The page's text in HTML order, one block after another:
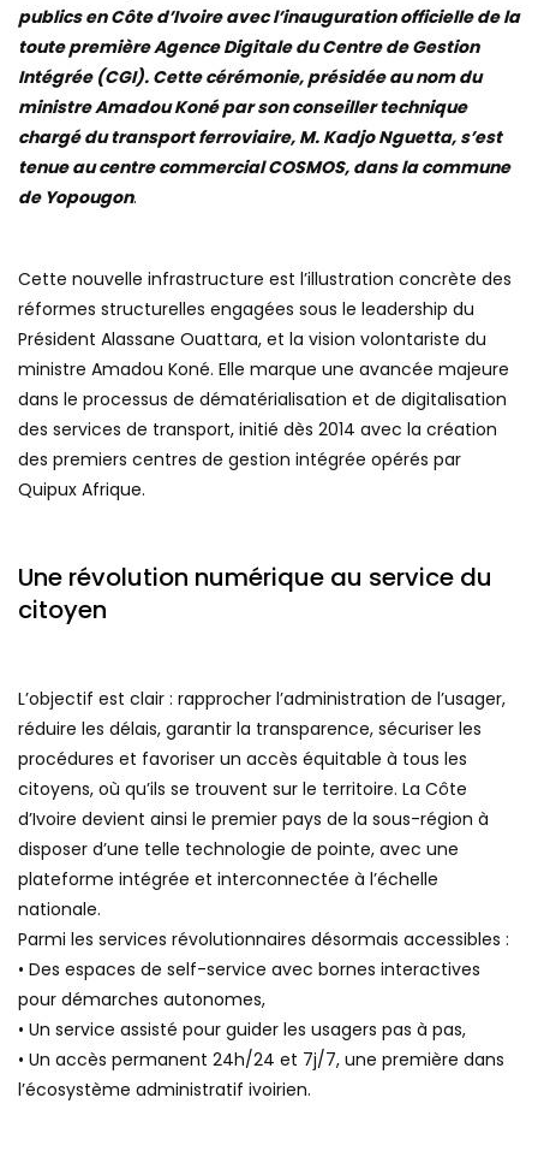
publics en Côte d’Ivoire avec l’inauguration officielle de la
toute première Agence Digitale du Centre de Gestion
Intégrée (CGI). Cette cérémonie, présidée au nom du
ministre Amadou Koné par son conseiller technique
chargé du transport ferroviaire, M. Kadjo Nguetta, s’est
tenue au centre commercial COSMOS, dans la commune
de Yopougon.
Cette nouvelle infrastructure est l’illustration concrète des
réformes structurelles engagées sous le leadership du
Président Alassane Ouattara, et la vision volontariste du
ministre Amadou Koné. Elle marque une avancée majeure
dans le processus de dématérialisation et de digitalisation
des services de transport, initié dès 2014 avec la création
des premiers centres de gestion intégrée opérés par
Quipux Afrique.
Une révolution numérique au service du
citoyen
L’objectif est clair : rapprocher l’administration de l’usager,
réduire les délais, garantir la transparence, sécuriser les
procédures et favoriser un accès équitable à tous les
citoyens, où qu’ils se trouvent sur le territoire. La Côte
d’Ivoire devient ainsi le premier pays de la sous-région à
disposer d’une telle technologie de pointe, avec une
plateforme intégrée et interconnectée à l’échelle
nationale.
Parmi les services révolutionnaires désormais accessibles :
• Des espaces de self-service avec bornes interactives
pour démarches autonomes,
• Un service assisté pour guider les usagers pas à pas,
• Un accès permanent 24h/24 et 7j/7, une première dans
l’écosystème administratif ivoirien.